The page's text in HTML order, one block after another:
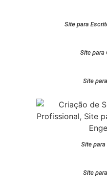
Site para
Site para
Site
Site para
Site